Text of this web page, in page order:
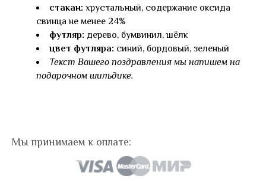
стакан: хрустальный, содержание оксида
свинца не менее 24%
футляр: дерево, бумвинил, шёлк
цвет футляра: синий, бордовый, зеленый
Текст Вашего поздравления мы напишем на
подарочном шильдике.
Мы принимаем к оплате: